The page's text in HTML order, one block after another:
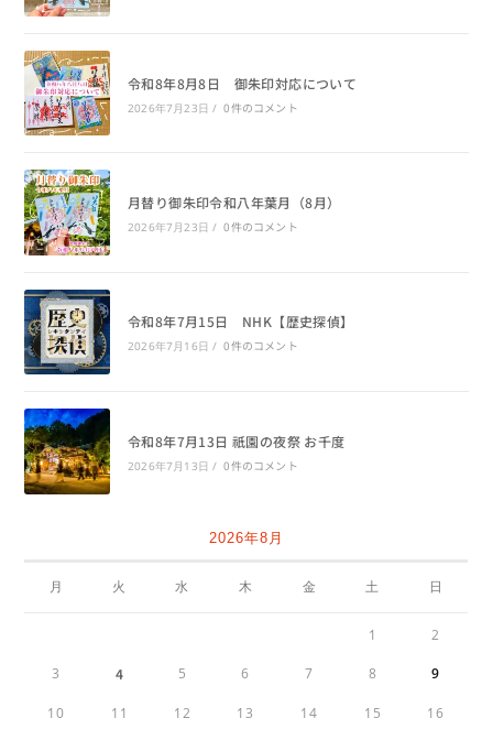
令和8年8月8日 御朱印対応について
2026年7月23日 / 0件のコメント
月替り御朱印令和八年葉月（8月）
2026年7月23日 / 0件のコメント
令和8年7月15日 NHK【歴史探偵】
2026年7月16日 / 0件のコメント
令和8年7月13日 祇園の夜祭 お千度
2026年7月13日 / 0件のコメント
2026年8月
月 火 水 木 金 土 日
1 2
3 4 5 6 7 8 9
10 11 12 13 14 15 16